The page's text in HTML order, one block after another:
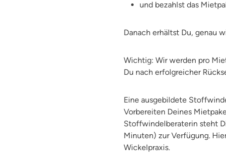
und bezahlst das
Danach erhältst Du, genau
Wichtig: Wir werden pro
Du nach erfolgreicher
Eine ausgebildete
Vorbereiten Deines
Stoffwindelberaterin steht
Minuten) zur Verfügung.
Wickelpraxis.